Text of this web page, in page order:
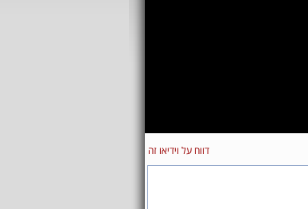
דווח על וידיאו זה